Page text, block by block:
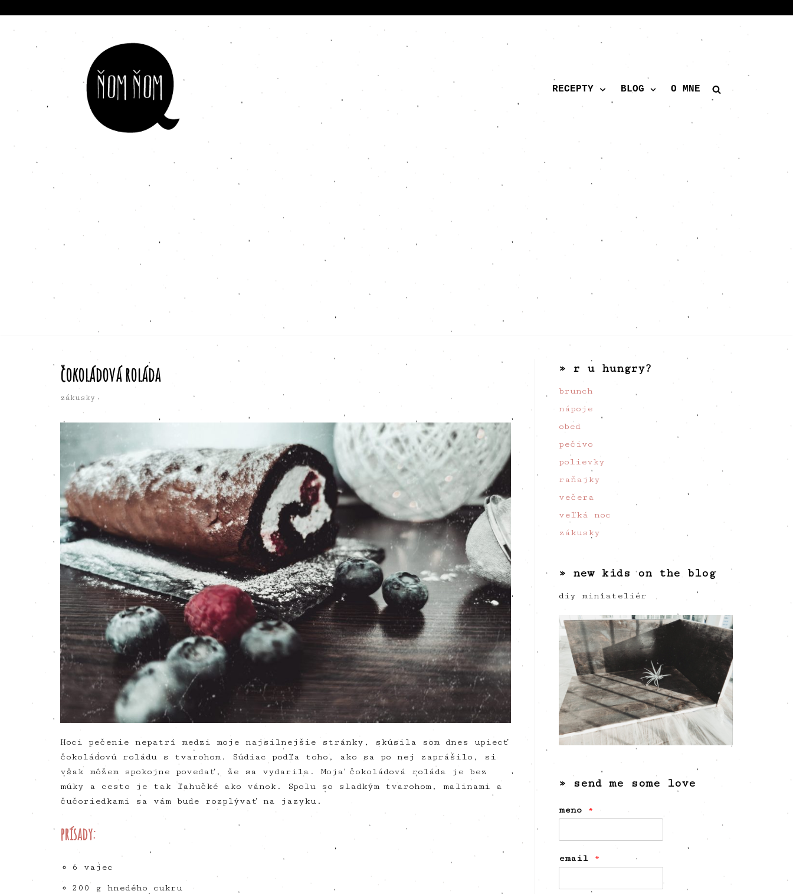
Preskočiť
na
RECEPTY BLOG O MNE
čokoládová roláda
zákusky
Hoci pečenie nepatrí medzi moje najsilnejšie stránky, skúsila som dnes upiecť
čokoládovú roládu s tvarohom. Súdiac podľa toho, ako sa po nej zaprášilo, si
však môžem spokojne povedať, že sa vydarila. Moja čokoládová roláda je bez
múky a cesto je tak ľahučké ako vánok. Spolu so sladkým tvarohom, malinami a
čučoriedkami sa vám bude rozplývať na jazyku.
prísady:
6 vajec
200 g hnedého cukru
» r u hungry?
brunch
nápoje
obed
pečivo
polievky
raňajky
večera
veľká noc
zákusky
» new kids on the blog
diy miniateliér
» send me some love
meno *
email *